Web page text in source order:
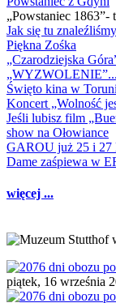
„Powstaniec
Jak się tu
Piękna Zośka
„Czarodziejska
Święto kina w
Koncert „Wolność
Jeśli lubisz film
show na Ołowiance
GAROU już 25 i 27
Dame zaśpiewa w
więcej ...
piątek, 16 września